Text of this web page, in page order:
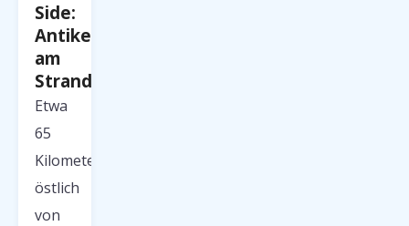
Side:
Antike
am
Strand
Etwa
65
Kilometer
östlich
von